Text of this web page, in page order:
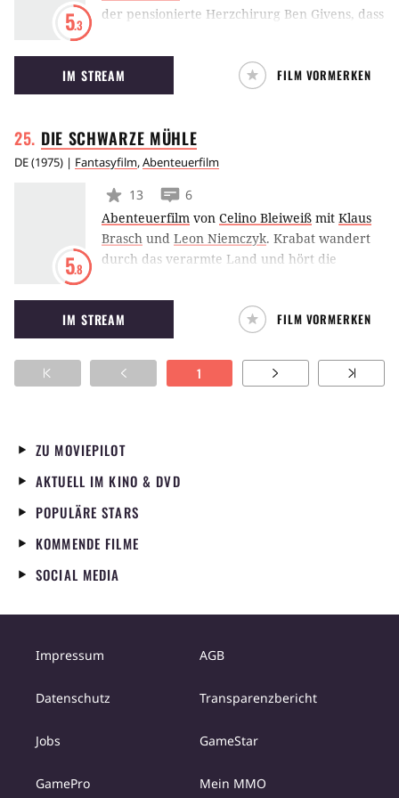
5.3
der pensionierte Herzchirurg Ben Givens, dass
seinem Hund auf eine letzte Jagd, bei der er
sein Leben auf seine Art beenden möchte.
Dabei nimmt sein Ausflug jedoch eine
IM STREAM FILM VORMERKEN
DIE SCHWARZE MÜHLE
DE(1975) | Fantasyfilm,Abenteuerfilm
5.8
13
6
Abenteuerfilm von Celino Bleiweiß mit Klaus
Brasch und Leon Niemczyk. Krabat wandert
durch das verarmte Land und hört die
sieben Schlössern, die von einem Wolf
bewacht wird. In ihr befindet sich das Buch
des Wissens, das Antwort auf jede Frage weiß.
Er begegnet dem gefürchteten "Schwarzen
Müller" und wird, wie etliche andere
begreift er die Bösartigkeit und Macht des
feststellen, dass er seinem Gegenüber nicht
gewachsen ist. Erst als es gelingt, den Zufluss
zur Mühle abzugraben und das Mahlwerk
außer Kraft zu setzen, wird die Macht des
Müllers gebrochen. Mit Hilfe des Volkes und
des Buch des Wissens werden alle, die durch
IM STREAM FILM VORMERKEN
1
ZU MOVIEPILOT
AKTUELL IM KINO & DVD
POPULÄRE STARS
KOMMENDE FILME
SOCIAL MEDIA
Impressum AGB
Datenschutz Transparenzbericht
Jobs GameStar
GamePro Mein MMO